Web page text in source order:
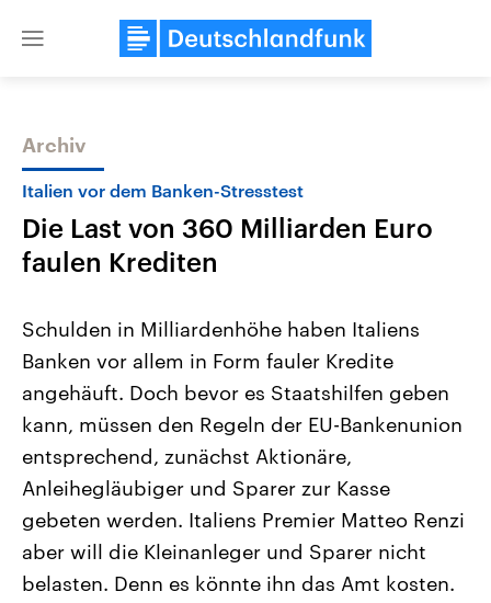
Close
Themen
Landtagswahl Sachsen-Anhalt
2026
Alle Informationen
Sachsen-Anhalt wählt am 6.
September 2026 einen neuen
Landtag. Seit 2021 wird das
Bundesland von einer Koalition aus
CDU, SPD und FDP regiert.-
Umfragen, Prognosen,
Wahlprogramme, aktuelle Berichte
und Hintergründe zu den Parteien
und Kandidaten der anstehenden
Wahl.
Aktuelle Beiträge,
Hintergründe
Wirtschaftlich und
gehören die Vereinigten
den mächtigsten Ländern
mit großem Einfluss auf
Sendungen Programm Podcasts
Archiv
Italien vor dem Banken-Stresstest
Die Last von 360 Milliarden Euro
faulen Krediten
Schulden in Milliardenhöhe haben Italiens
Banken vor allem in Form fauler Kredite
angehäuft. Doch bevor es Staatshilfen geben
kann, müssen den Regeln der EU-Bankenunion
entsprechend, zunächst Aktionäre,
Anleihegläubiger und Sparer zur Kasse
gebeten werden. Italiens Premier Matteo Renzi
aber will die Kleinanleger und Sparer nicht
belasten. Denn es könnte ihn das Amt kosten.